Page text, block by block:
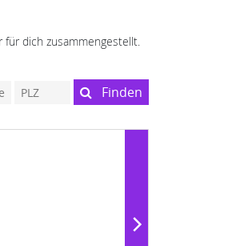
für dich zusammengestellt.
Finden